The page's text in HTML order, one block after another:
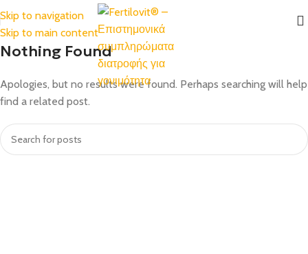
Skip to navigation
Skip to main content
Nothing Found
Apologies, but no results were found. Perhaps searching will help
find a related post.